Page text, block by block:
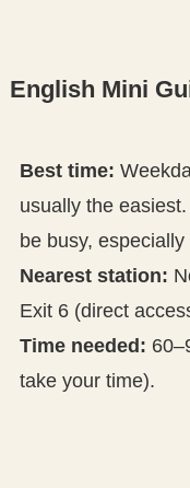
English Mini
Best time:
usually the
be busy,
Nearest station:
Exit 6 (direct
Time needed:
take your time).